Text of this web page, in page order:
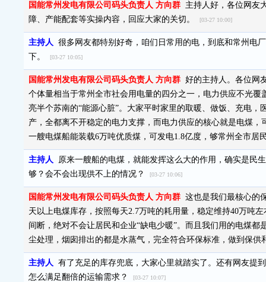
国能常州发电有限公司码头负责人 方向群 主持人好，各位网友
障、产能配套等实操内容，回应大家的关切。
[03-27 10:00]
主持人 很多网友都特别好奇，咱们日常用的电，到底和常州电
下。
[03-27 10:05]
国能常州发电有限公司码头负责人 方向群 好的主持人。各位网
个体量相当于常州全市社会用电量的四分之一，电力供应不光
亮半个苏南的“能源心脏”。大家平时家里的取暖、做饭、充电
产，全都离不开稳定的电力支撑，而电力供应的核心就是电煤
一艘电煤船能装载6万吨优质煤，可发电1.8亿度，够常州全市
主持人 原来一艘船的电煤，就能发挥这么大的作用，确实是民
够？会不会出现供不上的情况？
[03-27 10:06]
国能常州发电有限公司码头负责人 方向群 这也是我们最核心的
天以上电煤库存，按照每天2.7万吨的耗用量，稳定维持40万吨
间断，绝对不会让居民和企业“缺电少暖”。而且我们用的电煤
尘处理，烟囱排出的都是水蒸气，完全符合环保标准，做到保
主持人 有了充足的库存兜底，大家心里就踏实了。还有网友提
怎么满足翻倍的运输需求？
[03-27 10:07]